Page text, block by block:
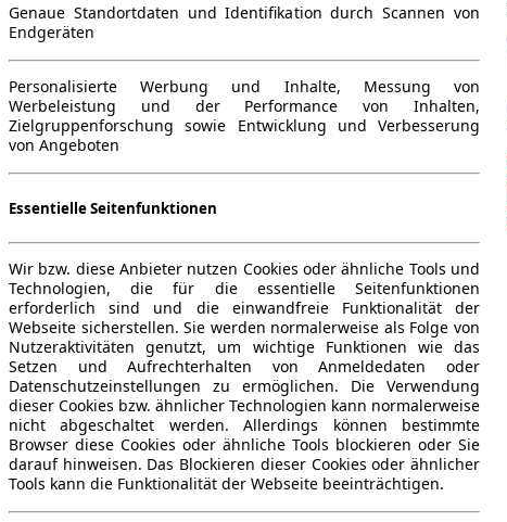
Genaue Standortdaten und Identifikation durch Scannen von
Endgeräten
Personalisierte Werbung und Inhalte, Messung von
Werbeleistung und der Performance von Inhalten,
Zielgruppenforschung sowie Entwicklung und Verbesserung
von Angeboten
Essentielle Seitenfunktionen
Wir bzw. diese Anbieter nutzen Cookies oder ähnliche Tools und
Technologien, die für die essentielle Seitenfunktionen
erforderlich sind und die einwandfreie Funktionalität der
Webseite sicherstellen. Sie werden normalerweise als Folge von
Nutzeraktivitäten genutzt, um wichtige Funktionen wie das
Setzen und Aufrechterhalten von Anmeldedaten oder
Datenschutzeinstellungen zu ermöglichen. Die Verwendung
dieser Cookies bzw. ähnlicher Technologien kann normalerweise
nicht abgeschaltet werden. Allerdings können bestimmte
Browser diese Cookies oder ähnliche Tools blockieren oder Sie
darauf hinweisen. Das Blockieren dieser Cookies oder ähnlicher
Tools kann die Funktionalität der Webseite beeinträchtigen.